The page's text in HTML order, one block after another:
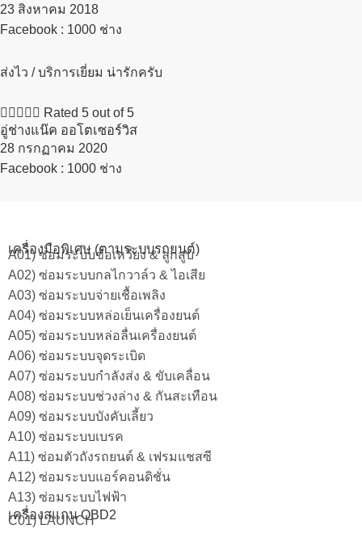
23 สิงหาคม 2018​
Facebook : 1000 ช่าง
ส่งไว / บริการเยี่ยม น่ารักครับ
     Rated 5 out of 5
อู่ช่างแน๊ค ออโตเซอร์วิส
28 กรกฏาคม 2020​
Facebook : 1000 ช่าง
เครื่องมือพิเศษ (ตามระบบรถยนต์)
A01) ซ่อมระบบข้อเหวี่ยง & ลูกสูบ
A02) ซ่อมระบบกลไกวาล์ว & ไอเสีย
A03) ซ่อมระบบจ่ายเชื้อเพลิง
A04) ซ่อมระบบหล่อเย็นเครื่องยนต์
A05) ซ่อมระบบหล่อลื่นเครื่องยนต์
A06) ซ่อมระบบจุดระเบิด
A07) ซ่อมระบบกำลังส่ง & ขับเคลื่อน
A08) ซ่อมระบบช่วงล่าง & กันสะเทือน
A09) ซ่อมระบบบังคับเลี้ยว
A10) ซ่อมระบบเบรค
A11) ซ่อมตัวถังรถยนต์ & เฟรมแชสซี
A12) ซ่อมระบบแอร์คอนดิชั่น
A13) ซ่อมระบบไฟฟ้า
เครื่องสแกน OBD2
C01) LAUNCH